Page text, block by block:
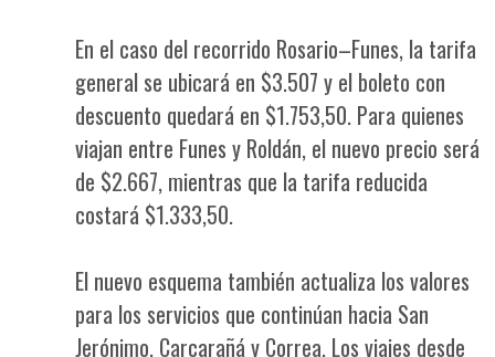
En el caso del recorrido Rosario–Funes, la tarifa
general se ubicará en $3.507 y el boleto con
descuento quedará en $1.753,50. Para quienes
viajan entre Funes y Roldán, el nuevo precio será
de $2.667, mientras que la tarifa reducida
costará $1.333,50.
El nuevo esquema también actualiza los valores
para los servicios que continúan hacia San
Jerónimo, Carcarañá y Correa. Los viajes desde